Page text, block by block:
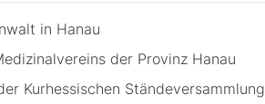
in Hanau
der Provinz Hanau
Kurhessischen